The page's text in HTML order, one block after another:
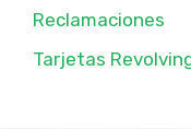
Reclamaciones
Tarjetas